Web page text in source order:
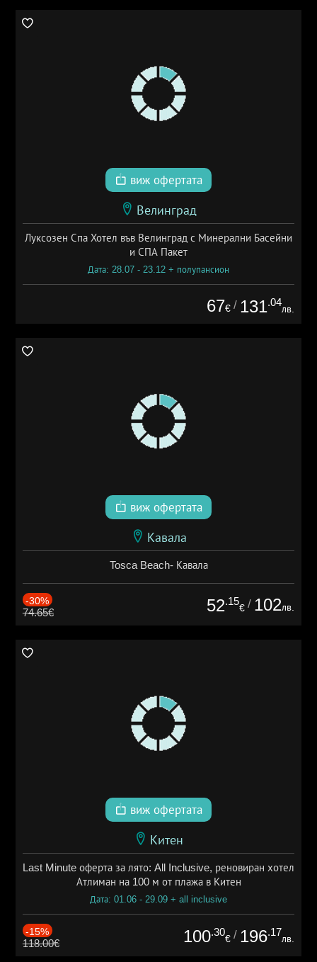
виж офертата
Велинград
Луксозен Спа Хотел във Велинград с Минерални Басейни
и СПА Пакет
Дата: 28.07 - 23.12 + полупансион
67€ / 131.04
лв.
виж офертата
Кавала
Tosca Beach- Кавала
-30%
74.65€ 52.15
€ / 102лв.
виж офертата
Китен
Last Minute оферта за лято: All Inclusive, реновиран хотел
Атлиман на 100 м от плажа в Китен
Дата: 01.06 - 29.09 + all inclusive
-15%
118.00€ 100.30
€ / 196.17
лв.